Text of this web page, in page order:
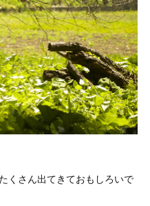
くさん出てきておもしろいで